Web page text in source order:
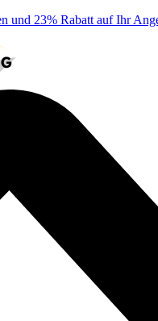
und 23% Rabatt auf Ihr